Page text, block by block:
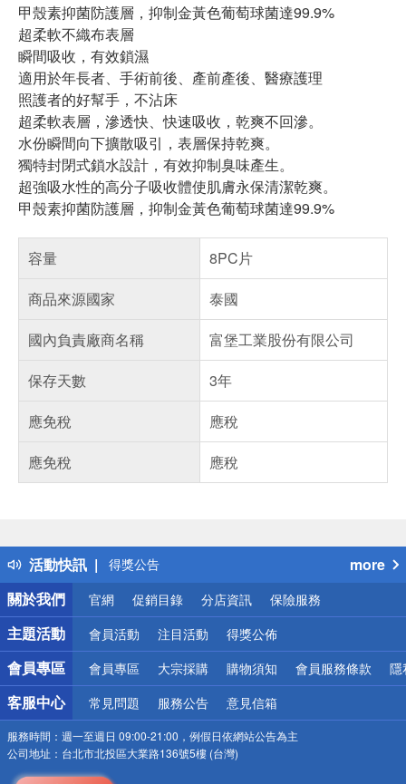
甲殼素抑菌防護層，抑制金黃色葡萄球菌達99.9%
超柔軟不織布表層
瞬間吸收，有效鎖濕
適用於年長者、手術前後、產前產後、醫療護理
照護者的好幫手，不沾床
超柔軟表層，滲透快、快速吸收，乾爽不回滲。
水份瞬間向下擴散吸引，表層保持乾爽。
獨特封閉式鎖水設計，有效抑制臭味產生。
超強吸水性的高分子吸收體使肌膚永保清潔乾爽。
甲殼素抑菌防護層，抑制金黃色葡萄球菌達99.9%
容量
8PC片
商品來源國家
泰國
國內負責廠商名稱
富堡工業股份有限公司
保存天數
3年
應免稅
應稅
應免稅
應稅
活動快訊
得獎公告
熱門話題
銀行優惠
偏遠地區配送
詐騙網頁！請小心！
more
關於我們
官網 促銷目錄 分店資訊 保險服務
主題活動 會員活動 注目活動 得獎公佈
會員專區 會員專區 大宗採購 購物須知 會員服務條款 隱
客服中心 常見問題 服務公告 意見信箱
服務時間： 週一至週日 09:00-21:00，例假日依網站公告為主
公司地址： 台北市北投區大業路136號5樓 (台灣)